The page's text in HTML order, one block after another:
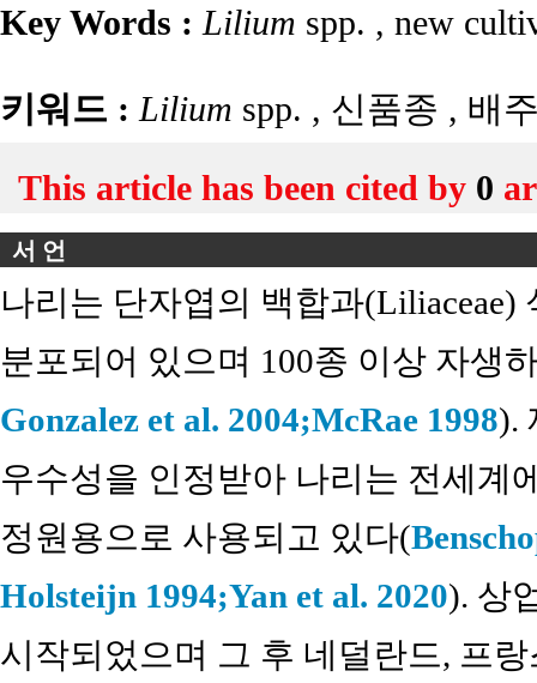
Key Words :Lilium spp. , new
키워드 :Lilium spp. , 신품종 , 배
This article has been cited by 0
서 언
나리는 단자엽의 백합과
분포되어 있으며 100종 이상 자생
Gonzalez et al. 2004;McRae 1998).
우수성을 인정받아 나리는 전세계
정원용으로 사용되고 있다(
Holsteijn 1994;Yan et al. 2020). 상
시작되었으며 그 후 네덜란드, 프